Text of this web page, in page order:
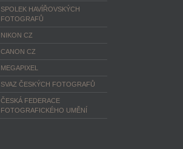
SPOLEK HAVÍŘOVSKÝCH
FOTOGRAFŮ
NIKON CZ
CANON CZ
MEGAPIXEL
SVAZ ČESKÝCH FOTOGRAFŮ
ČESKÁ FEDERACE
FOTOGRAFICKÉHO UMĚNÍ